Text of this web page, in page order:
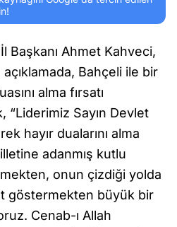
Başkanı Ahmet Kahveci,
Bahçeli ile bir
alma fırsatı
“Liderimiz Sayın Devlet
hayır dualarını alma
adanmış kutlu
onun çizdiği yolda
göstermekten büyük bir
Cenab-ı Allah